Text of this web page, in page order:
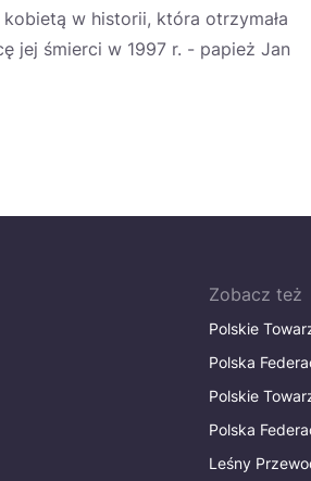
w historii, która otrzymała
jej śmierci w 1997 r. - papież Jan
Zobacz też
Polskie
Polska
Polskie
Polska
Leśny